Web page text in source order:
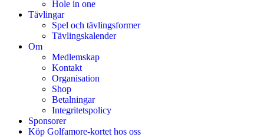
Hole in one
Tävlingar
Spel och tävlingsformer
Tävlingskalender
Om
Medlemskap
Kontakt
Organisation
Shop
Betalningar
Integritetspolicy
Sponsorer
Köp Golfamore-kortet hos oss